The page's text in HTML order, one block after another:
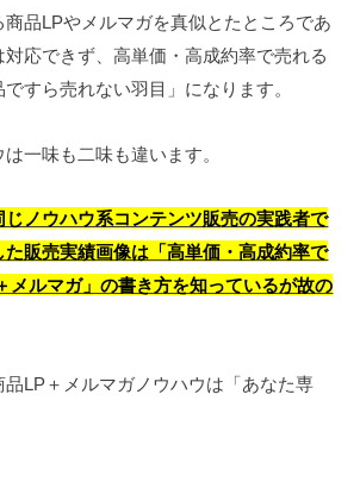
品LPやメルマガを真似とたところであ
応できず、高単価・高成約率で売れる
すら売れない羽目」になります。
一味も二味も違います。
ノウハウ系コンテンツ販売の実践者で
た販売実績画像は「高単価・高成約率で
メルマガ」の書き方を知っているが故の
LP＋メルマガノウハウは「あなた専